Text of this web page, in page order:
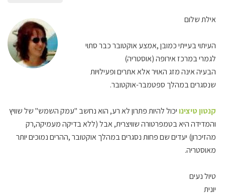
אילת שלום
העיתוי בעייתי כמובן ,אמצע אוקטובר כבר סתוי
לגמרי במרכז אירופה (אוסטריה)
הבעיה אינה מזג האויר אלא אתרים ופעילויות
שנסגרים במהלך ספטמבר-אוקטובר.
קנטון טיצינו יכול להיות פתרון לא רע, הוא נחשב "עמק השמש" של שוויץ
והמדידה היא בטמפרטורה שוויצרית, אבל (ללא בדיקה מעמיקה,רק
מהזיכרון) יעדים שם פחות נסגרים במהלך אוקטובר ,ההרים נמוכים יותר
מאוסטריה.
טיול נעים
יונית